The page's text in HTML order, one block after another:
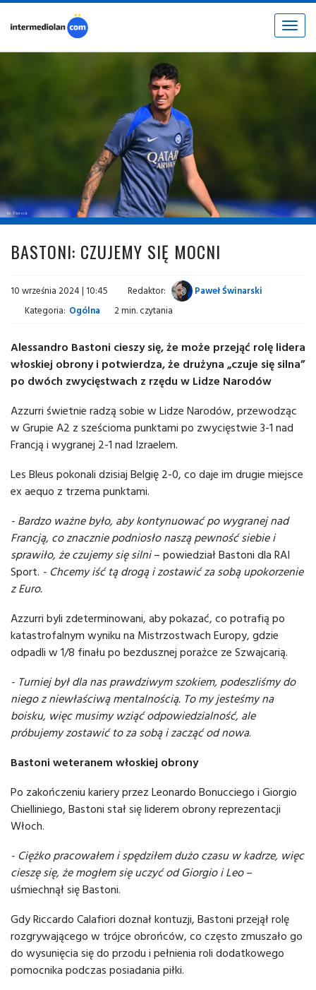
Toggle
fot. © inter.it
BASTONI: CZUJEMY SIĘ MOCNI
10 września 2024 | 10:45 Redaktor:
Paweł Świnarski
Kategoria: Ogólna 2 min. czytania
Alessandro Bastoni cieszy się, że może przejąć rolę lidera
włoskiej obrony i potwierdza, że drużyna „czuje się silna”
po dwóch zwycięstwach z rzędu w Lidze Narodów
Azzurri świetnie radzą sobie w Lidze Narodów, przewodząc
w Grupie A2 z sześcioma punktami po zwycięstwie 3-1 nad
Francją i wygranej 2-1 nad Izraelem.
Les Bleus pokonali dzisiaj Belgię 2-0, co daje im drugie miejsce
ex aequo z trzema punktami.
- Bardzo ważne było, aby kontynuować po wygranej nad
Francją, co znacznie podniosło naszą pewność siebie i
sprawiło, że czujemy się silni– powiedział Bastoni dla RAI
Sport. - Chcemy iść tą drogą i zostawić za sobą upokorzenie
z Euro.
Azzurri byli zdeterminowani, aby pokazać, co potrafią po
katastrofalnym wyniku na Mistrzostwach Europy, gdzie
odpadli w 1/8 finału po bezdusznej porażce ze Szwajcarią.
- Turniej był dla nas prawdziwym szokiem, podeszliśmy do
niego z niewłaściwą mentalnością. To my jesteśmy na
boisku, więc musimy wziąć odpowiedzialność, ale
próbujemy zostawić to za sobą i zacząć od nowa.
Bastoni weteranem włoskiej obrony
Po zakończeniu kariery przez Leonardo Bonucciego i Giorgio
Chielliniego, Bastoni stał się liderem obrony reprezentacji
Włoch.
- Ciężko pracowałem i spędziłem dużo czasu w kadrze, więc
cieszę się, że mogłem się uczyć od Giorgio i Leo–
uśmiechnął się Bastoni.
Gdy Riccardo Calafiori doznał kontuzji, Bastoni przejął rolę
rozgrywającego w trójce obrońców, co często zmuszało go
do wysunięcia się do przodu i pełnienia roli dodatkowego
pomocnika podczas posiadania piłki.